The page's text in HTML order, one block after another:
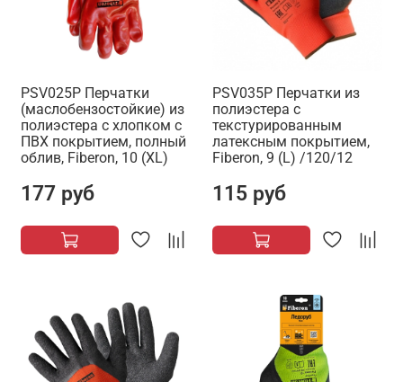
PSV025P Перчатки
(маслобензостойкие) из
полиэстера с хлопком с
ПВХ покрытием, полный
облив, Fiberon, 10 (XL)
177 руб
PSV035P Перчатки из
полиэстера с
текстурированным
латексным покрытием,
Fiberon, 9 (L) /120/12
115 руб